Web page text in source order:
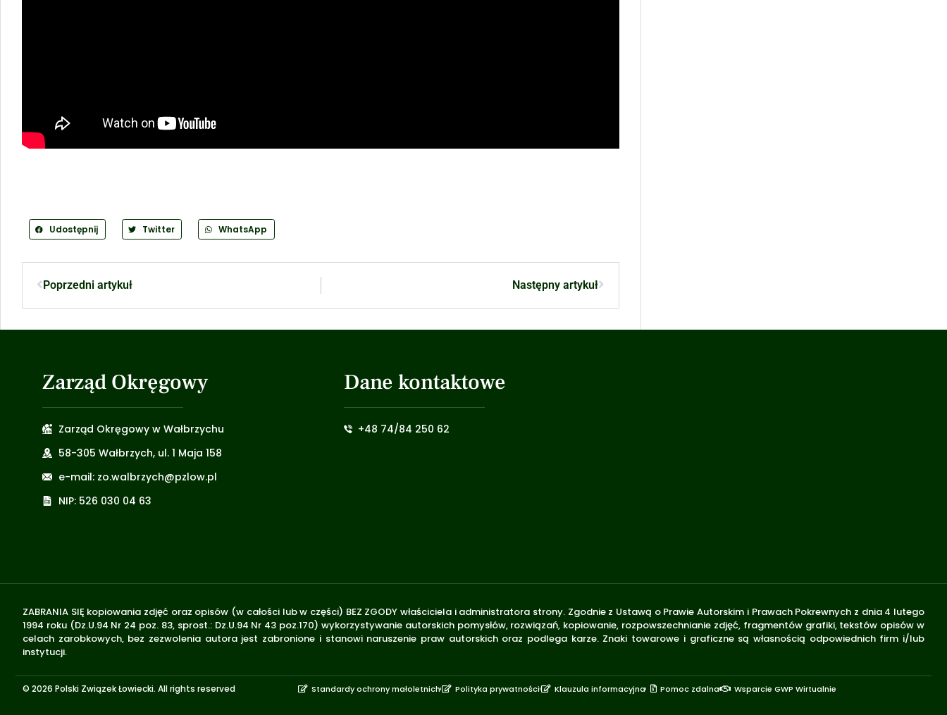
Udostępnij Twitter WhatsApp
Poprzedni artykuł Następny artykuł
Zarząd Okręgowy
Zarząd Okręgowy w Wałbrzychu
58-305 Wałbrzych, ul. 1 Maja 158
e-mail: zo.walbrzych@pzlow.pl
NIP: 526 030 04 63
Dane kontaktowe
+48 74/84 250 62
ZABRANIA SIĘ kopiowania zdjęć oraz opisów (w całości lub w części) BEZ ZGODY właściciela i administratora strony. Zgodnie z Ustawą o Prawie Autorskim i Prawach Pokrewnych z dnia 4 lutego
1994 roku (Dz.U.94 Nr 24 poz. 83, sprost.: Dz.U.94 Nr 43 poz.170) wykorzystywanie autorskich pomysłów, rozwiązań, kopiowanie, rozpowszechnianie zdjęć, fragmentów grafiki, tekstów opisów w
celach zarobkowych, bez zezwolenia autora jest zabronione i stanowi naruszenie praw autorskich oraz podlega karze. Znaki towarowe i graficzne są własnością odpowiednich firm i/lub
instytucji.
© 2026 Polski Związek Łowiecki. All rights reserved Standardy ochrony małoletnich Polityka prywatności Klauzula informacyjna Pomoc zdalna Wsparcie GWP Wirtualnie